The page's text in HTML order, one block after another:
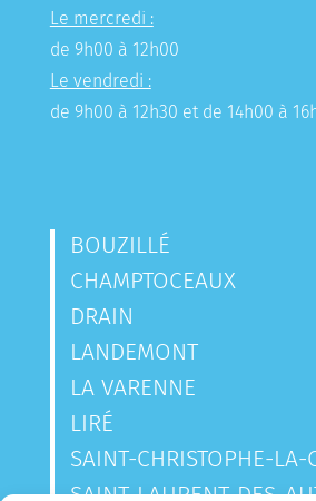
Le mercredi :
de 9h00 à 12h00
Le vendredi :
de 9h00 à 12h30 et de 14h00 à
BOUZILLÉ
CHAMPTOCEAUX
DRAIN
LANDEMONT
LA VARENNE
LIRÉ
SAINT-CHRISTOPHE-LA-
SAINT-LAURENT-DES-